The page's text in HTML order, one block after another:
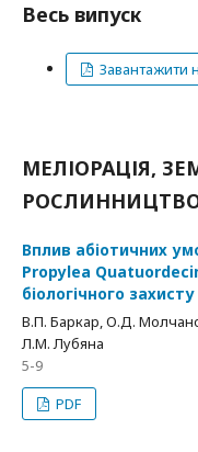
Весь випуск
МЕЛІОРАЦІЯ,
Вплив абіотичних
Propylea
біологічного
В.П. Баркар, О.Д.
Л.М. Лубяна
5-9
PDF